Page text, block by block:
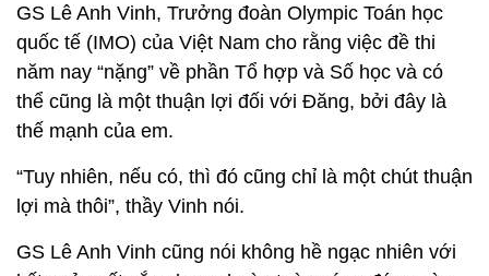
GS Lê Anh Vinh, Trưởng đoàn Olympic Toán học
quốc tế (IMO) của Việt Nam cho rằng việc đề thi
năm nay “nặng” về phần Tổ hợp và Số học và có
thể cũng là một thuận lợi đối với Đăng, bởi đây là
thế mạnh của em.
“Tuy nhiên, nếu có, thì đó cũng chỉ là một chút thuận
lợi mà thôi”, thầy Vinh nói.
GS Lê Anh Vinh cũng nói không hề ngạc nhiên với